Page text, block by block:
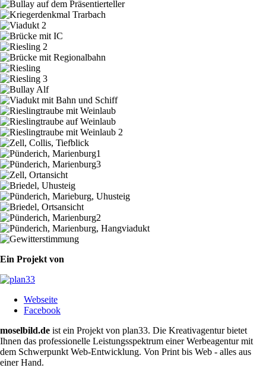
Ein Projekt von
Webseite
Facebook
moselbild.de ist ein Projekt von plan33. Die Kreativagentur bietet
Ihnen das professionelle Leistungsspektrum einer Werbeagentur mit
dem Schwerpunkt Web-Entwicklung. Von Print bis Web - alles aus
einer Hand.